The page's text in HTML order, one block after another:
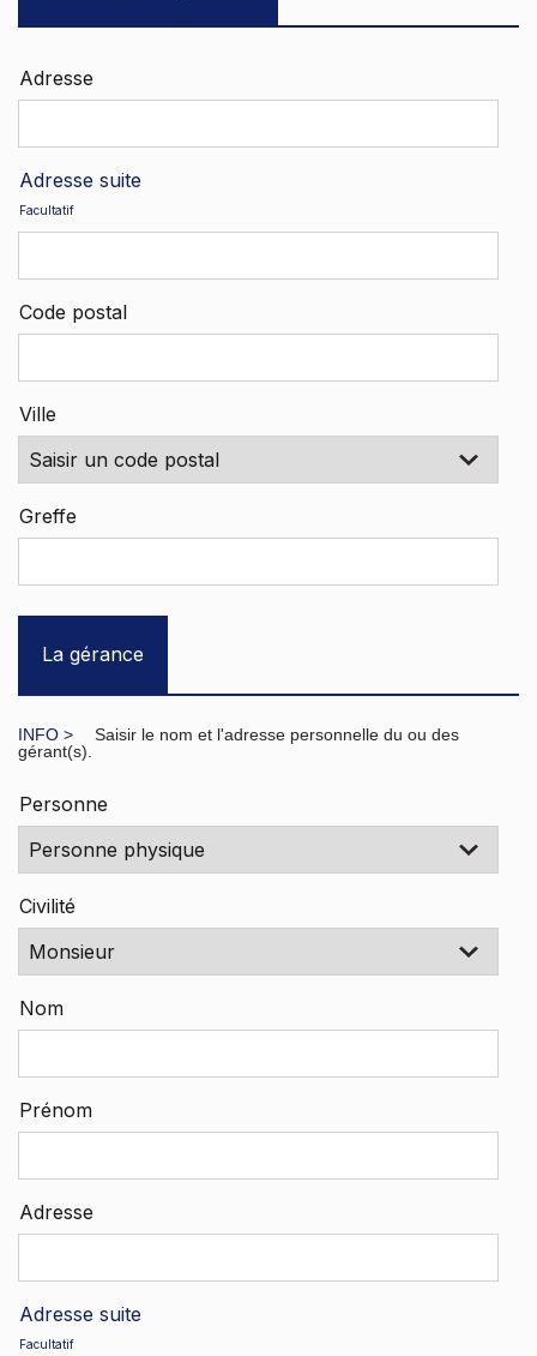
Adresse
Adresse suite
Facultatif
Code postal
Ville
Greffe
La gérance
Saisir le nom et l'adresse personnelle du ou des
gérant(s).
Personne
Civilité
Nom
Prénom
Adresse
Adresse suite
Facultatif